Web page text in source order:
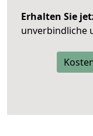
Erhalten Sie
unverbindliche